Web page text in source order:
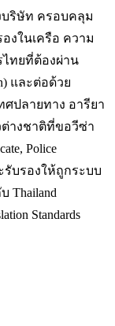
ริษัท ครอบคลุม
งในเครือ ความ
ไทยที่ต้องผ่าน
และต่อด้วย
ทศปลายทาง อารียา
ต่างชาติที่ขอวีซ่า
Police
ะรับรองให้ถูกระบบ
Thailand
Standards